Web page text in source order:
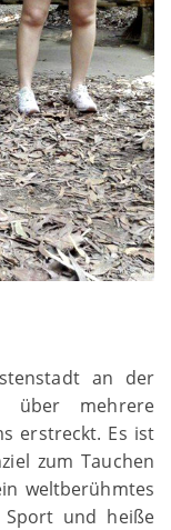
an der
über mehrere
erstreckt. Es ist
zum Tauchen
weltberühmtes
Sport und heiße